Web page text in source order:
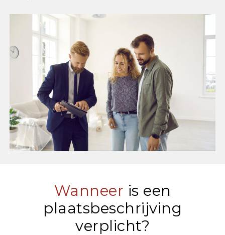
Wanneer is een
plaatsbeschrijving
verplicht?